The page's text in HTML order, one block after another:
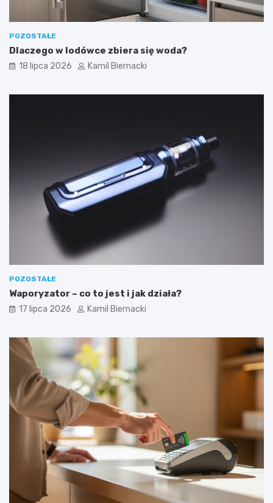
POZOSTAŁE
Dlaczego w lodówce zbiera się woda?
18 lipca 2026 Kamil Biernacki
POZOSTAŁE
Waporyzator – co to jest i jak działa?
17 lipca 2026 Kamil Biernacki